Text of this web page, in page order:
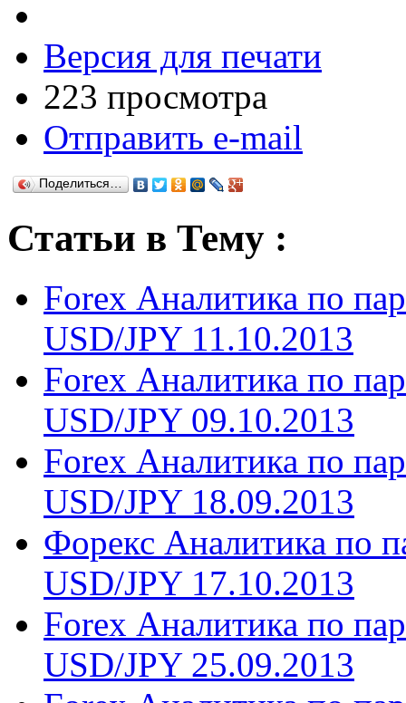
Версия для печати
223 просмотра
Отправить e-mail
Поделиться…
Статьи в Тему :
Forex Аналитика по
USD/JPY 11.10.2013
Forex Аналитика по
USD/JPY 09.10.2013
Forex Аналитика по
USD/JPY 18.09.2013
Форекс Аналитика по
USD/JPY 17.10.2013
Forex Аналитика по
USD/JPY 25.09.2013